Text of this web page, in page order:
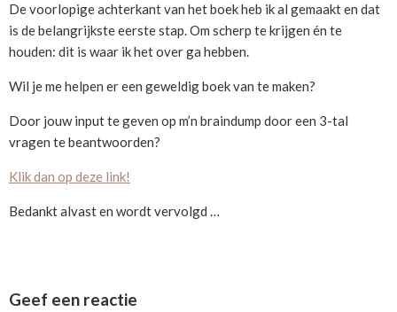
De voorlopige achterkant van het boek heb ik al gemaakt en dat
is de belangrijkste eerste stap. Om scherp te krijgen én te
houden: dit is waar ik het over ga hebben.
Wil je me helpen er een geweldig boek van te maken?
Door jouw input te geven op m’n braindump door een 3-tal
vragen te beantwoorden?
Klik dan op deze link!
Bedankt alvast en wordt vervolgd …
Interactions
Geef een reactie